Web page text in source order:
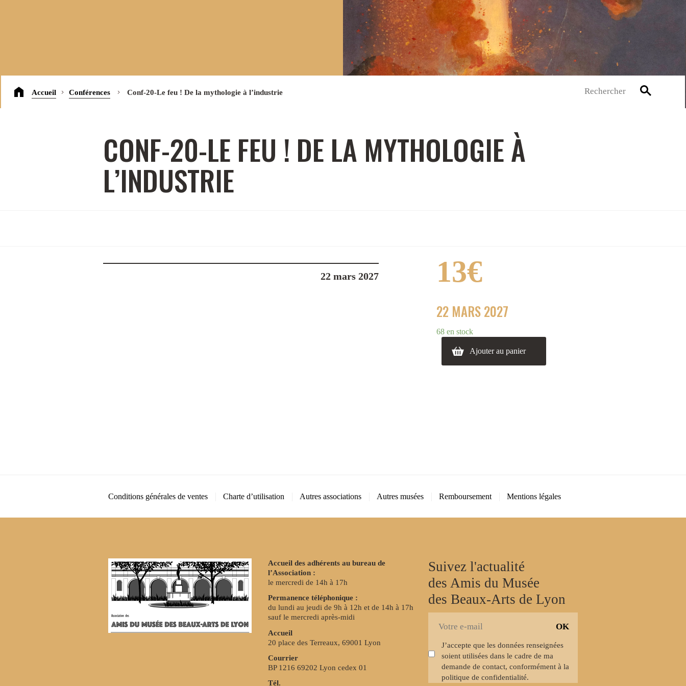
Accueil Conférences Conf-20-Le feu ! De la mythologie à l’industrie
CONF-20-LE FEU ! DE LA MYTHOLOGIE À
L’INDUSTRIE
22 mars 2027 13€
22 MARS 2027
68 en stock
Ajouter au panier
Conditions générales de ventes Charte d’utilisation Autres associations Autres musées Remboursement Mentions légales
Accueil des adhérents au bureau de
l’Association :
le mercredi de 14h à 17h
Permanence téléphonique :
du lundi au jeudi de 9h à 12h et de 14h à 17h
sauf le mercredi après-midi
Accueil
20 place des Terreaux, 69001 Lyon
Courrier
BP 1216 69202 Lyon cedex 01
Tél.
Suivez l'actualité
des Amis du Musée
des Beaux-Arts de Lyon
newsletter
J’accepte que les données renseignées
soient utilisées dans le cadre de ma
demande de contact, conformément à la
politique de confidentialité.